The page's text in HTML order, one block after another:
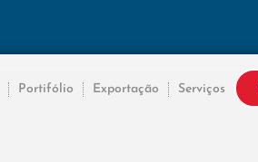
Portifólio Exportação Serviços